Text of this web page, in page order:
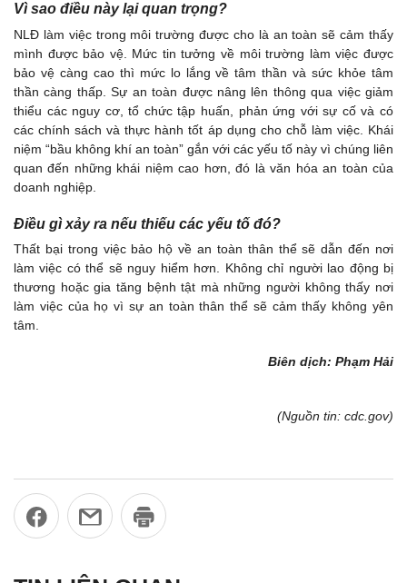
Vì sao điều này lại quan trọng?
NLĐ làm việc trong môi trường được cho là an toàn sẽ cảm thấy
mình được bảo vệ. Mức tin tưởng về môi trường làm việc được
bảo vệ càng cao thì mức lo lắng về tâm thần và sức khỏe tâm
thần càng thấp. Sự an toàn được nâng lên thông qua việc giảm
thiểu các nguy cơ, tổ chức tập huấn, phản ứng với sự cố và có
các chính sách và thực hành tốt áp dụng cho chỗ làm việc. Khái
niệm “bầu không khí an toàn” gắn với các yếu tố này vì chúng liên
quan đến những khái niệm cao hơn, đó là văn hóa an toàn của
doanh nghiệp.
Điều gì xảy ra nếu thiếu các yếu tố đó?
Thất bại trong việc bảo hộ về an toàn thân thể sẽ dẫn đến nơi
làm việc có thể sẽ nguy hiểm hơn. Không chỉ người lao động bị
thương hoặc gia tăng bệnh tật mà những người không thấy nơi
làm việc của họ vì sự an toàn thân thể sẽ cảm thấy không yên
tâm.
Biên dịch: Phạm Hải
(Nguồn tin: cdc.gov)